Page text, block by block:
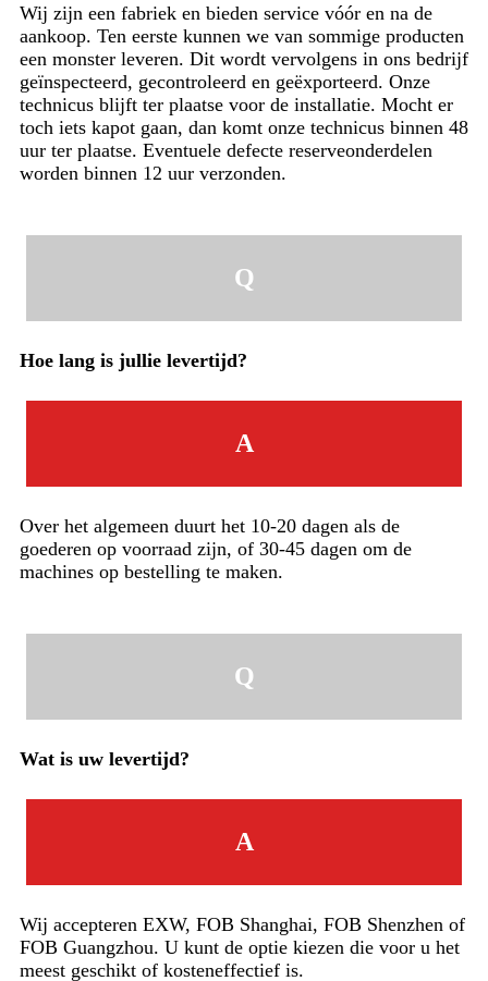
Wij zijn een fabriek en bieden service vóór en na de
aankoop. Ten eerste kunnen we van sommige producten
een monster leveren. Dit wordt vervolgens in ons bedrijf
geïnspecteerd, gecontroleerd en geëxporteerd. Onze
technicus blijft ter plaatse voor de installatie. Mocht er
toch iets kapot gaan, dan komt onze technicus binnen 48
uur ter plaatse. Eventuele defecte reserveonderdelen
worden binnen 12 uur verzonden.
Q
Hoe lang is jullie levertijd?
A
Over het algemeen duurt het 10-20 dagen als de
goederen op voorraad zijn, of 30-45 dagen om de
machines op bestelling te maken.
Q
Wat is uw levertijd?
A
Wij accepteren EXW, FOB Shanghai, FOB Shenzhen of
FOB Guangzhou. U kunt de optie kiezen die voor u het
meest geschikt of kosteneffectief is.